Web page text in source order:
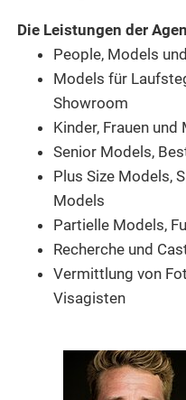
Die Leistungen der
People, Models
Models für
Showroom
Kinder, Frauen
Senior Models,
Plus Size Models,
Models
Partielle Models,
Recherche und
Vermittlung von
Visagisten